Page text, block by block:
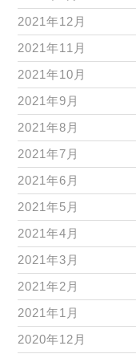
2021年12月
2021年11月
2021年10月
2021年9月
2021年8月
2021年7月
2021年6月
2021年5月
2021年4月
2021年3月
2021年2月
2021年1月
2020年12月